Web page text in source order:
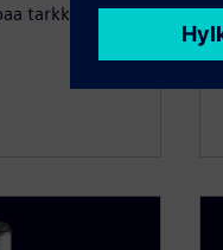
tarkkuutta ja